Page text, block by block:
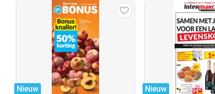
Nieuw
Nieuw